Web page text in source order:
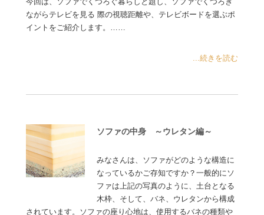
今回は、ソファでくつろぐ暮らしと題し、ソファでくつろぎ
ながらテレビを見る 際の視聴距離や、テレビボードを選ぶポ
イントをご紹介します。……
...続きを読む
ソファの中身 ～ウレタン編～
みなさんは、ソファがどのような構造に
なっているかご存知ですか？一般的にソ
ファは上記の写真のように、土台となる
木枠、そして、バネ、ウレタンから構成
されています。ソファの座り心地は、使用するバネの種類や